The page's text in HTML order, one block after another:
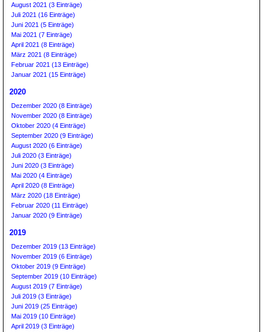
August 2021 (3 Einträge)
Juli 2021 (16 Einträge)
Juni 2021 (5 Einträge)
Mai 2021 (7 Einträge)
April 2021 (8 Einträge)
März 2021 (8 Einträge)
Februar 2021 (13 Einträge)
Januar 2021 (15 Einträge)
2020
Dezember 2020 (8 Einträge)
November 2020 (8 Einträge)
Oktober 2020 (4 Einträge)
September 2020 (9 Einträge)
August 2020 (6 Einträge)
Juli 2020 (3 Einträge)
Juni 2020 (3 Einträge)
Mai 2020 (4 Einträge)
April 2020 (8 Einträge)
März 2020 (18 Einträge)
Februar 2020 (11 Einträge)
Januar 2020 (9 Einträge)
2019
Dezember 2019 (13 Einträge)
November 2019 (6 Einträge)
Oktober 2019 (9 Einträge)
September 2019 (10 Einträge)
August 2019 (7 Einträge)
Juli 2019 (3 Einträge)
Juni 2019 (25 Einträge)
Mai 2019 (10 Einträge)
April 2019 (3 Einträge)